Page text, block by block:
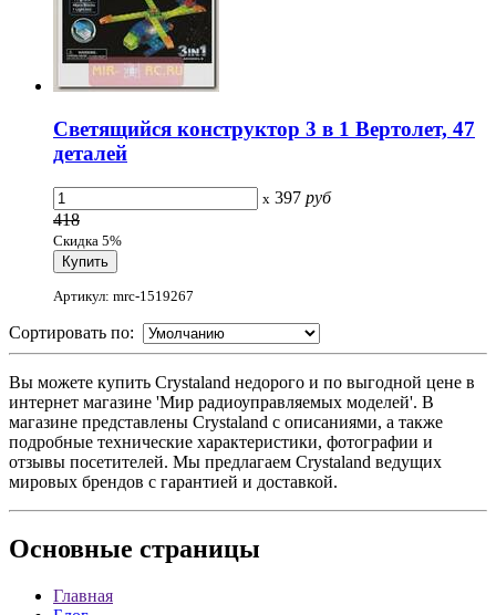
Светящийся конструктор 3 в 1 Вертолет, 47
деталей
x 397 руб
418
Скидка 5%
Артикул: mrc-1519267
Сортировать по:
Вы можете купить Crystaland недорого и по выгодной цене в
интернет магазине 'Мир радиоуправляемых моделей'. В
магазине представлены Crystaland с описаниями, а также
подробные технические характеристики, фотографии и
отзывы посетителей. Мы предлагаем Crystaland ведущих
мировых брендов с гарантией и доставкой.
Основные страницы
Главная